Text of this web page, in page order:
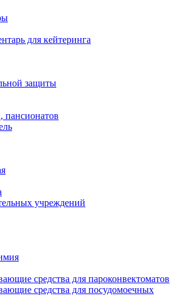
для кейтеринга
защиты
пансионатов
учреждений
средства для пароконвектоматов
средства для посудомоечных